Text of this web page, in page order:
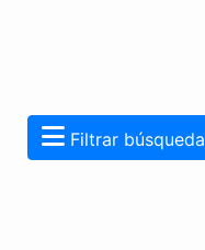
Filtrar búsqueda